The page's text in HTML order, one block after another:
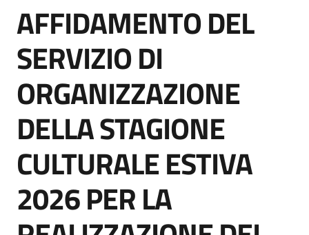
di
acquisto
Supporto
Piattaforme
telematiche
Salta al contenuto
AFFIDAMENTO DEL
SERVIZIO DI
ORGANIZZAZIONE
DELLA STAGIONE
CULTURALE ESTIVA
2026 PER LA